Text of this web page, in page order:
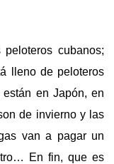
cubanos;
lleno de peloteros
en Japón, en
de invierno y las
van a pagar un
En fin, que es